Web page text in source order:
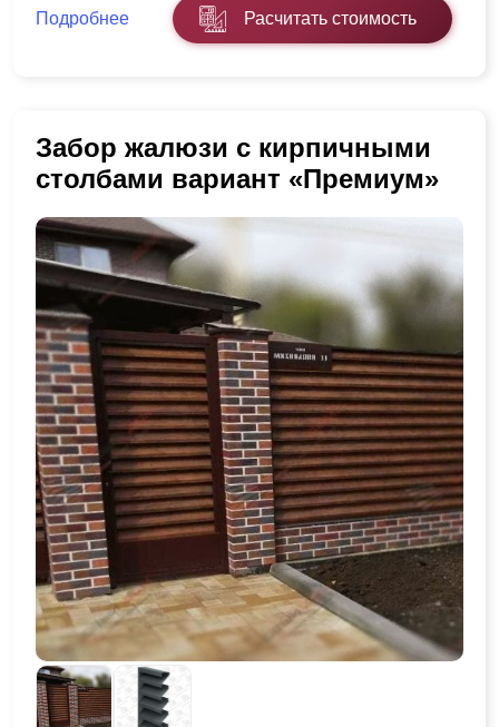
Подробнее Расчитать стоимость
Забор жалюзи с кирпичными
столбами вариант «Премиум»